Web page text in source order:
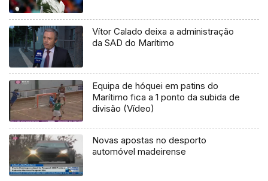
Vítor Calado deixa a administração
da SAD do Marítimo
Equipa de hóquei em patins do
Marítimo fica a 1 ponto da subida de
divisão (Vídeo)
Novas apostas no desporto
automóvel madeirense